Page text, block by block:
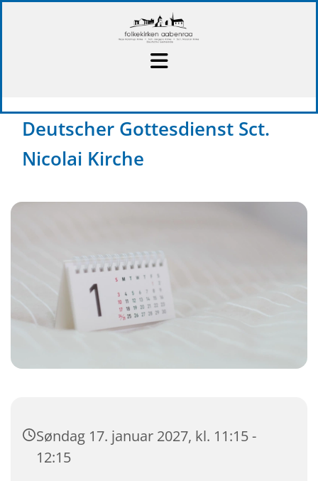
Deutscher Gottesdienst Sct.
Nicolai Kirche
Søndag 17. januar 2027, kl. 11:15 -
12:15